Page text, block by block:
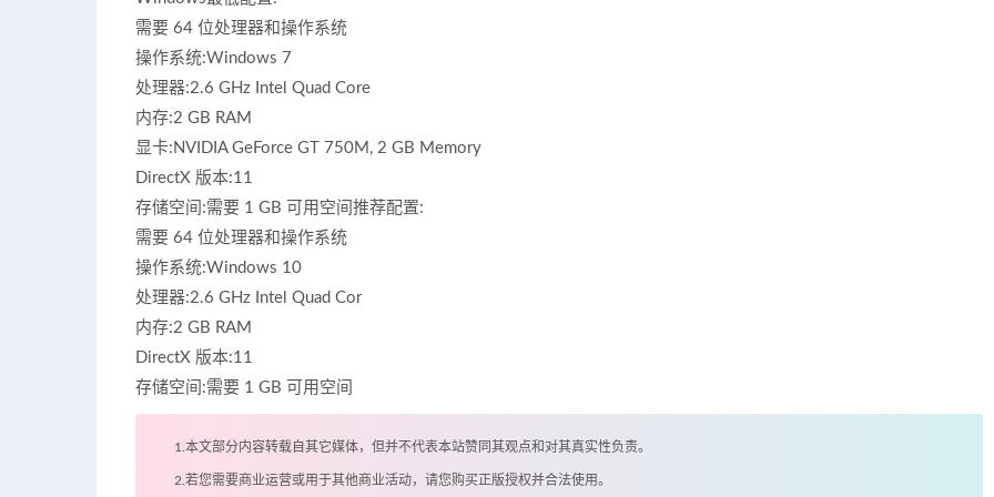
需要 64 位处理器和操作系统
操作系统:Windows 7
处理器:2.6 GHz Intel Quad Core
内存:2 GB RAM
显卡:NVIDIA GeForce GT 750M, 2 GB Memory
DirectX 版本:11
存储空间:需要 1 GB 可用空间推荐配置:
需要 64 位处理器和操作系统
操作系统:Windows 10
处理器:2.6 GHz Intel Quad Cor
内存:2 GB RAM
DirectX 版本:11
存储空间:需要 1 GB 可用空间
1.本文部分内容转载自其它媒体，但并不代表本站赞同其观点和对其真实性负责。
2.若您需要商业运营或用于其他商业活动，请您购买正版授权并合法使用。